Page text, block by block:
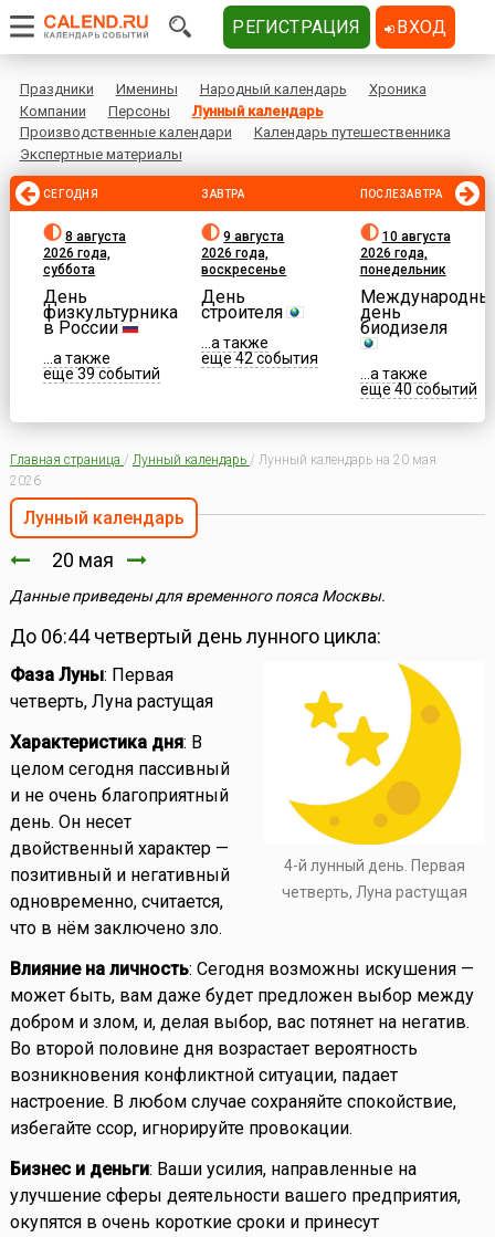
Праздники Именины Народный календарь
Хроника
Компании
Персоны
Лунный календарь
Производственные календари
Календарь путешественника
Экспертные материалы
СЕГОДНЯ
8 августа
2026 года,
суббота
День
физкультурника
в России
...а также
еще 39 событий
ЗАВТРА
9 августа
2026 года,
воскресенье
День
строителя
...а также
еще 42 события
ПОСЛЕЗАВТРА
10 августа
2026 года,
понедельник
день
биодизеля
...а также
еще 40 событий
Главная страница / Лунный календарь / Лунный календарь на 20 мая
2026
Лунный календарь
20 мая
Данные приведены для временного пояса Москвы.
До 06:44 четвертый день лунного цикла:
4-й лунный день. Первая
четверть, Луна растущая
Фаза Луны: Первая
четверть, Луна растущая
Характеристика дня: В
целом сегодня пассивный
и не очень благоприятный
день. Он несет
двойственный характер —
позитивный и негативный
одновременно, считается,
что в нём заключено зло.
Влияние на личность: Сегодня возможны искушения —
может быть, вам даже будет предложен выбор между
добром и злом, и, делая выбор, вас потянет на негатив.
Во второй половине дня возрастает вероятность
возникновения конфликтной ситуации, падает
настроение. В любом случае сохраняйте спокойствие,
избегайте ссор, игнорируйте провокации.
Бизнес и деньги: Ваши усилия, направленные на
улучшение сферы деятельности вашего предприятия,
окупятся в очень короткие сроки и принесут
РЕГИСТРАЦИЯ ВХОД